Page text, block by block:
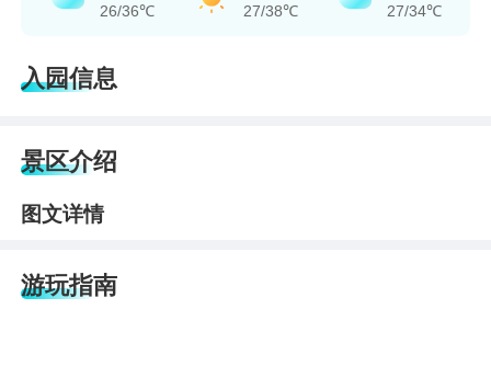
26/36℃ 27/38℃ 27/34℃
入园信息
景区介绍
图文详情
游玩指南